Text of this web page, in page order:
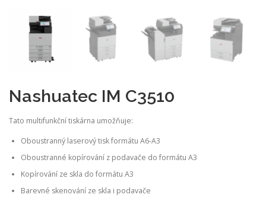
Nashuatec IM C3510
Tato multifunkční tiskárna umožňuje:
Oboustranný laserový tisk formátu A6-A3
Oboustranné kopírování z podavače do formátu A3
Kopírování ze skla do formátu A3
Barevné skenování ze skla i podavače